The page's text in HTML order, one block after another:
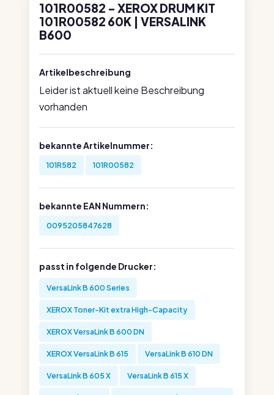
101R00582 - XEROX DRUM KIT
101R00582 60K | VERSALINK
B600
Artikelbeschreibung
Leider ist aktuell keine Beschreibung
vorhanden
bekannte Artikelnummer:
101R582 101R00582
bekannte EAN Nummern:
0095205847628
passt in folgende Drucker:
VersaLink B 600 Series
XEROX Toner-Kit extra High-Capacity
XEROX VersaLink B 600 DN
XEROX VersaLink B 615 VersaLink B 610 DN
VersaLink B 605 X VersaLink B 615 X